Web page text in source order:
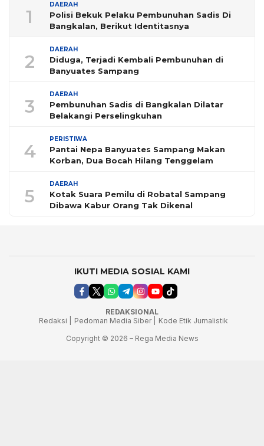
1
DAERAH
Polisi Bekuk Pelaku Pembunuhan Sadis Di
Bangkalan, Berikut Identitasnya
2
DAERAH
Diduga, Terjadi Kembali Pembunuhan di
Banyuates Sampang
3
DAERAH
Pembunuhan Sadis di Bangkalan Dilatar
Belakangi Perselingkuhan
4
PERISTIWA
Pantai Nepa Banyuates Sampang Makan
Korban, Dua Bocah Hilang Tenggelam
5
DAERAH
Kotak Suara Pemilu di Robatal Sampang
Dibawa Kabur Orang Tak Dikenal
IKUTI MEDIA SOSIAL KAMI
REDAKSIONAL
Redaksi |
Pedoman Media Siber |
Kode Etik Jurnalistik
Copyright © 2026 – Rega Media News